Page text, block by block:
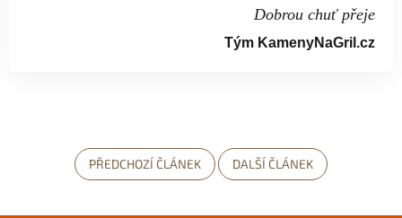
Dobrou chuť přeje
Tým KamenyNaGril.cz
PŘEDCHOZÍ ČLÁNEK DALŠÍ ČLÁNEK